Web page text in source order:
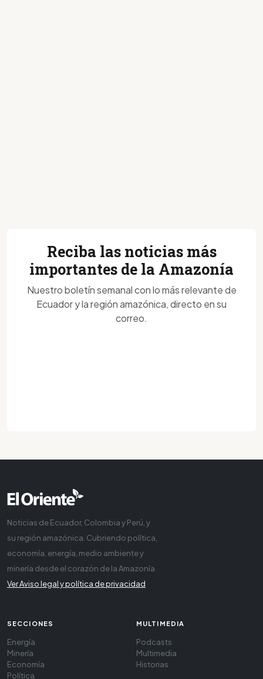
Reciba las noticias más
importantes de la Amazonía
Nuestro boletín semanal con lo más relevante de
Ecuador y la región amazónica, directo en su
correo.
Noticias de Ecuador, Colombia y Perú, y
su región amazónica. Cubriendo política,
economía, energía, medio ambiente y
minería desde el corazón de la Amazonía
Ver Aviso legal y política de privacidad
SECCIONES
Energía
Minería
Economía
Política
MULTIMEDIA
Podcasts
Multimedia
Historias